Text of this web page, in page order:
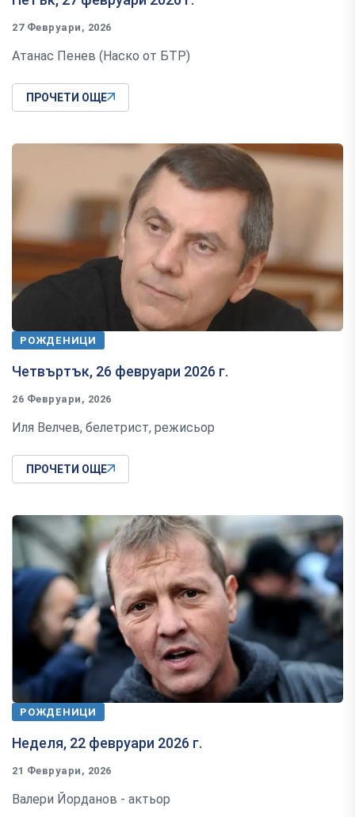
27 Февруари, 2026
Атанас Пенев (Наско от БТР)
ПРОЧЕТИ ОЩЕ
РОЖДЕНИЦИ
Четвъртък, 26 февруари 2026 г.
26 Февруари, 2026
Иля Велчев, белетрист, режисьор
ПРОЧЕТИ ОЩЕ
РОЖДЕНИЦИ
Неделя, 22 февруари 2026 г.
21 Февруари, 2026
Валери Йорданов - актьор